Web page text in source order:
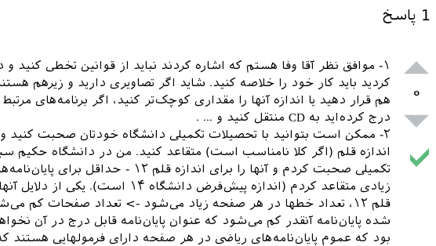
1 پاسخ
۰
۱- موافق نظر آقا وفا هستم که اشاره کردند نباید از قوانین تخطی کنید
کردید باید کار خود را خلاصه کنید. شاید اگر تصاویری دارید و زیرهم هستند
هم قرار دهید یا اندازه آنها را مقداری کوچک‌تر کنید، اگر برنامه‌های مرتبط
درج کرده‌اید به CD منتقل کنید و ... .
۲- ممکن است بتوانید با تحصیلات تکمیلی دانشگاه خودتان صحبت کنید
اندازه قلم (اگر کلا نامناسب است) متقاعد کنید. من در دانشگاه حکیم
تکمیلی صحبت کردم و آنها را برای اندازه قلم ۱۲ -
زیادی متقاعد کردم (اندازه پیش‌فرض دانشگاه ۱۴
قلم ۱۲، تعداد خطها در هر صفحه زیاد می‌شود -> تعداد صفحات کم
شده پایان‌نامه آنقدر کم می‌شود که عنوان پایان‌نامه قابل درج در آن
بود که عموم پایان‌نامه‌های ریاضی در هر صفحه دارای فرمولهایی هستند